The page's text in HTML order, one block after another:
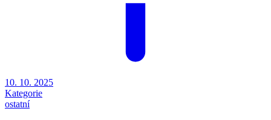
10. 10. 2025
Kategorie
ostatní